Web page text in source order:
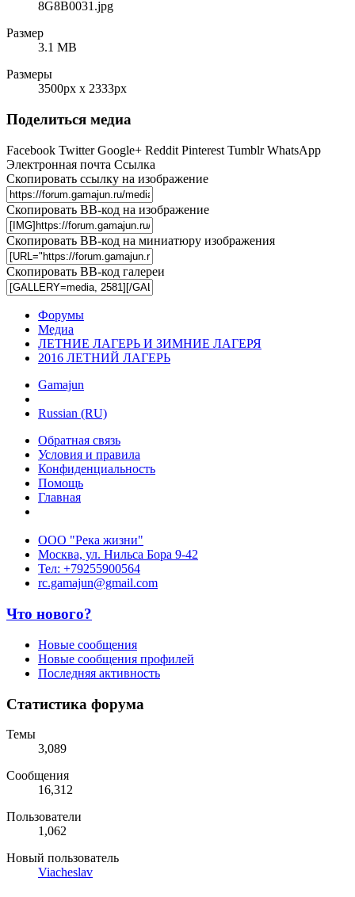
8G8B0031.jpg
Размер
3.1 MB
Размеры
3500px x 2333px
Поделиться медиа
Facebook Twitter Google+ Reddit Pinterest Tumblr WhatsApp
Электронная почта Ссылка
Скопировать ссылку на изображение
Скопировать BB-код на изображение
Скопировать BB-код на миниатюру изображения
Скопировать BB-код галереи
Форумы
Медиа
ЛЕТНИЕ ЛАГЕРЬ И ЗИМНИЕ ЛАГЕРЯ
2016 ЛЕТНИЙ ЛАГЕРЬ
Gamajun
Russian (RU)
Обратная связь
Условия и правила
Конфиденциальность
Помощь
Главная
ООО "Река жизни"
Москва, ул. Нильса Бора 9-42
Тел: +79255900564
rc.gamajun@gmail.com
Что нового?
Новые сообщения
Новые сообщения профилей
Последняя активность
Статистика форума
Темы
3,089
Сообщения
16,312
Пользователи
1,062
Новый пользователь
Viacheslav